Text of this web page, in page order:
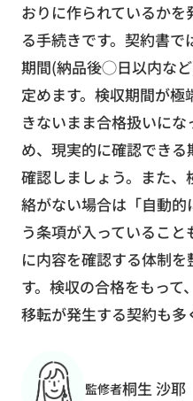
おりに作られているか
る手続きです。契約書
期間(納品後◯日以内な
定めます。検収期間が
きないまま合格扱いに
め、現実的に確認でき
確認しましょう。また
絡がない場合は「自動
う条項が入っているこ
に内容を確認する体制
す。検収の合格をもって
移転が発生する契約も多
監修者桐生 沙耶